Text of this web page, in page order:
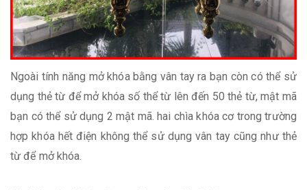
Ngoài tính năng mở khóa bằng vân tay ra bạn còn có thể sử
dụng thẻ từ để mở khóa số thể từ lên đến 50 thẻ từ, mật mã
bạn có thể sử dụng 2 mật mã. hai chìa khóa cơ trong trường
hợp khóa hết điện không thể sử dụng vân tay cũng như thẻ
từ để mở khóa.